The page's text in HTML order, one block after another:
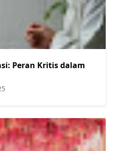
Peran Kritis dalam